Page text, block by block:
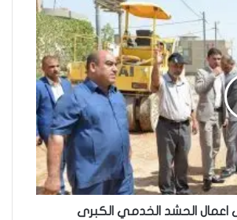
تكسر القيد نحو فضاء
آي” لماذا تركت وظيفتها
وفتحت مطعم ؟
اعمال الحشد الخدمي الكبرى